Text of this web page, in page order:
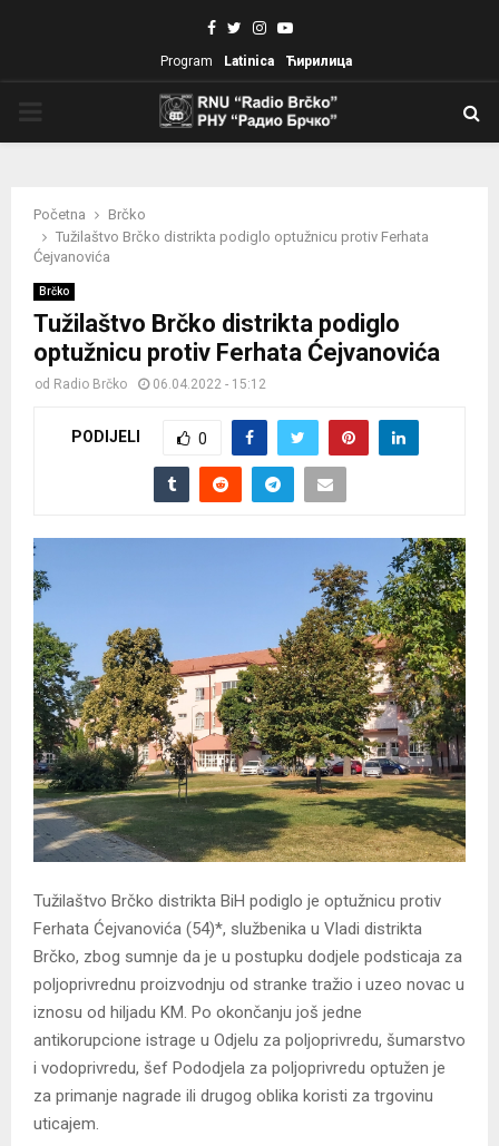
Facebook
TwitterInstagram
Youtube
Program Latinica Ћирилица
Početna
Brčko
Tužilaštvo Brčko distrikta podiglo optužnicu protiv Ferhata
Ćejvanovića
Brčko
Tužilaštvo Brčko distrikta podiglo
optužnicu protiv Ferhata Ćejvanovića
od Radio Brčko 06.04.2022 - 15:12
PODIJELI 0
Tužilaštvo Brčko distrikta BiH podiglo je optužnicu protiv
Ferhata Ćejvanovića (54)*, službenika u Vladi distrikta
Brčko, zbog sumnje da je u postupku dodjele podsticaja za
poljoprivrednu proizvodnju od stranke tražio i uzeo novac u
iznosu od hiljadu KM. Po okončanju još jedne
antikorupcione istrage u Odjelu za poljoprivredu, šumarstvo
i vodoprivredu, šef Pododjela za poljoprivredu optužen je
za primanje nagrade ili drugog oblika koristi za trgovinu
uticajem.